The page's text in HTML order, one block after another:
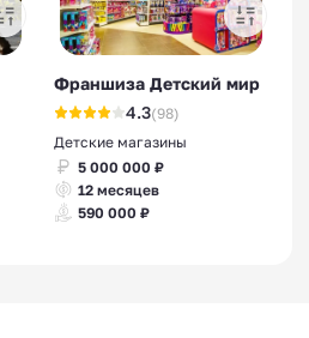
Франшиза Детский мир
4.3(98)
Детские магазины
5 000 000 ₽
12 месяцев
590 000 ₽